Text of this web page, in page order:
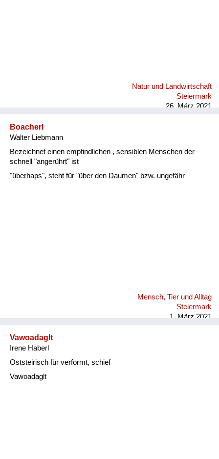
Natur und Landwirtschaft
Steiermark
26. März 2021
Boacherl
Walter Liebmann
Bezeichnet einen empfindlichen , sensiblen Menschen der
schnell "angerührt" ist
"überhaps", steht für "über den Daumen" bzw. ungefähr
Mensch, Tier und Alltag
Steiermark
1. März 2021
Vawoadaglt
Irene Haberl
Oststeirisch für verformt, schief
Vawoadaglt